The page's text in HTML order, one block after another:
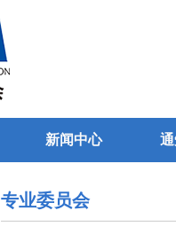
新闻中心
专业委员会